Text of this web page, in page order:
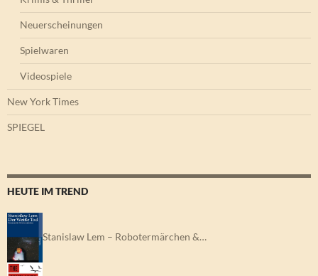
Neuerscheinungen
Spielwaren
Videospiele
New York Times
SPIEGEL
HEUTE IM TREND
Stanislaw Lem – Robotermärchen &…